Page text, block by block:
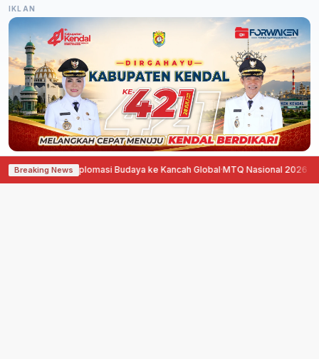
IKLAN
Breaking News
Diplomasi Budaya ke Kancah Global·MTQ Nasional 2026 di Jawa